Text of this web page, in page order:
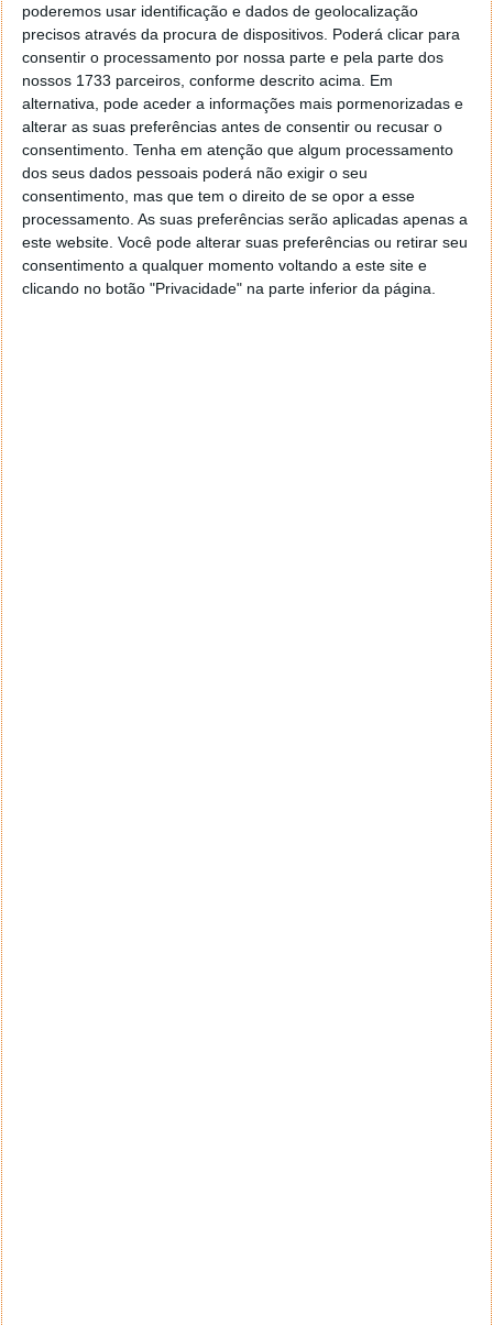
poderemos usar identificação e dados de geolocalização
precisos através da procura de dispositivos. Poderá clicar para
consentir o processamento por nossa parte e pela parte dos
nossos 1733 parceiros, conforme descrito acima. Em
alternativa, pode aceder a informações mais pormenorizadas e
alterar as suas preferências antes de consentir ou recusar o
consentimento. Tenha em atenção que algum processamento
dos seus dados pessoais poderá não exigir o seu
consentimento, mas que tem o direito de se opor a esse
processamento. As suas preferências serão aplicadas apenas a
este website. Você pode alterar suas preferências ou retirar seu
consentimento a qualquer momento voltando a este site e
clicando no botão "Privacidade" na parte inferior da página.
Acompanhe o Pplware no Google Notícias
Proponha uma correção, faça uma sugestão
Autor:Pedro Pinto
Tags: dados Tbps